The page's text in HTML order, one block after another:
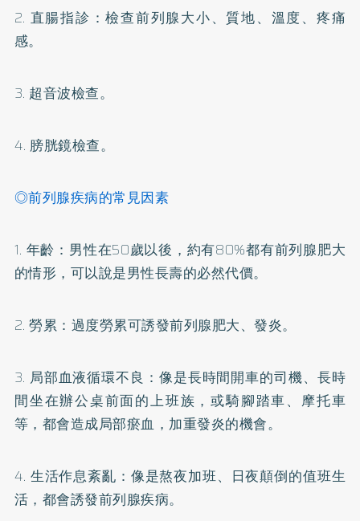
2. 直腸指診：檢查前列腺大小、質地、溫度、疼痛
感。
3. 超音波檢查。
4. 膀胱鏡檢查。
◎前列腺疾病的常見因素
1. 年齡：男性在50歲以後，約有80%都有前列腺肥大
的情形，可以說是男性長壽的必然代價。
2. 勞累：過度勞累可誘發前列腺肥大、發炎。
3. 局部血液循環不良：像是長時間開車的司機、長時
間坐在辦公桌前面的上班族，或騎腳踏車、摩托車
等，都會造成局部瘀血，加重發炎的機會。
4. 生活作息紊亂：像是熬夜加班、日夜顛倒的值班生
活，都會誘發前列腺疾病。